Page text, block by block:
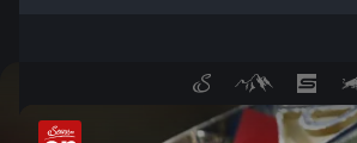
UEFA Nations